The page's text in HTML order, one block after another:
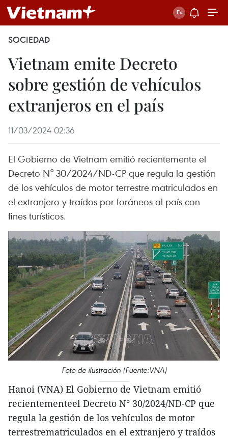
SOCIEDAD
Vietnam emite Decreto
sobre gestión de vehículos
extranjeros en el país
11/03/2024 02:36
El Gobierno de Vietnam emitió recientemente el
Decreto N° 30/2024/ND-CP que regula la gestión
de los vehículos de motor terrestre matriculados en
el extranjero y traídos por foráneos al país con
fines turísticos.
Foto de ilustración (Fuente:VNA)
Hanoi (VNA) El Gobierno de Vietnam emitió
recientementeel Decreto N° 30/2024/ND-CP que
regula la gestión de los vehículos de motor
terrestrematriculados en el extranjero y traídos